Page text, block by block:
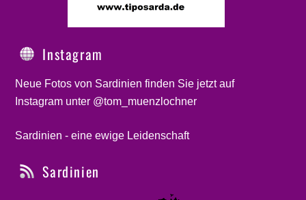
Instagram
Neue Fotos von Sardinien finden Sie jetzt auf
Instagram unter @tom_muenzlochner
Sardinien - eine ewige Leidenschaft
Sardinien